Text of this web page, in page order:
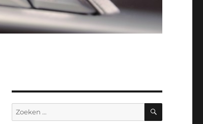
Zoeken
naar:
ZOEKEN